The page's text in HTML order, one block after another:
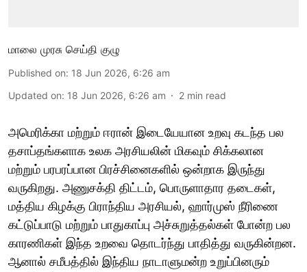
மாலை முரசு செய்தி குழு
Published on: 18 Jun 2026, 6:26 am
Updated on: 18 Jun 2026, 6:26 am 2 min read
அமெரிக்கா மற்றும் ஈரான் இடையேயான உறவு கடந்த பல
தசாப்தங்களாக உலக அரசியலின் மிகவும் சிக்கலான
மற்றும் பரபரப்பான பிரச்சினைகளில் ஒன்றாக இருந்து
வருகிறது. அணுசக்தி திட்டம், பொருளாதார தடைகள்,
மத்திய கிழக்கு பிராந்திய அரசியல், ஹார்முஸ் நீரிணை
கட்டுப்பாடு மற்றும் பாதுகாப்பு அச்சுறுத்தல்கள் போன்ற பல
காரணிகள் இந்த உறவை தொடர்ந்து பாதித்து வருகின்றன.
ஆனால் சமீபத்தில் இந்திய நாடாளுமன்ற உறுப்பினரும்